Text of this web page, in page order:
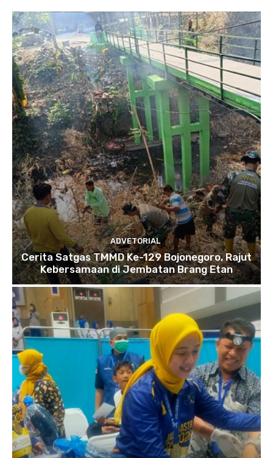
ADVETORIAL
Cerita Satgas TMMD Ke-129 Bojonegoro, Rajut
Kebersamaan di Jembatan Brang Etan